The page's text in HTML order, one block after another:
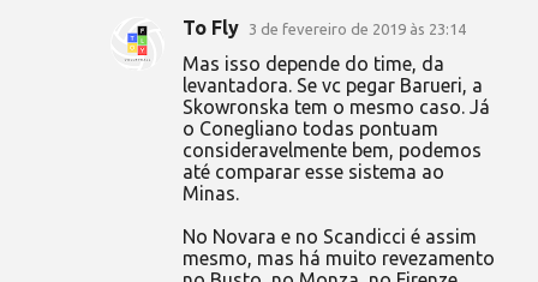
To Fly 3 de fevereiro de 2019 às 23:14
Mas isso depende do time, da
levantadora. Se vc pegar Barueri, a
Skowronska tem o mesmo caso. Já
o Conegliano todas pontuam
consideravelmente bem, podemos
até comparar esse sistema ao
Minas.
No Novara e no Scandicci é assim
mesmo, mas há muito revezamento